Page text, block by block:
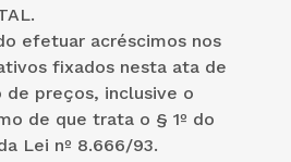
efetuar acréscimos nos
fixados nesta ata de
de preços, inclusive o
de que trata o § 1º do
Lei nº 8.666/93.